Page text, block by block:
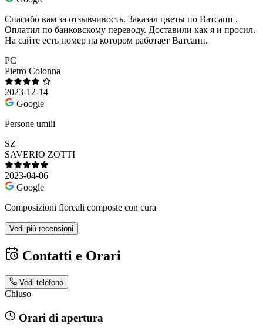
Спасибо вам за отзывчивость. Заказал цветы по Ватсапп .
Оплатил по банковскому переводу. Доставили как я и просил.
На сайте есть номер на котором работает Ватсапп.
PC
Pietro Colonna
2023-12-14
Google
Persone umili
SZ
SAVERIO ZOTTI
2023-04-06
Google
Composizioni floreali composte con cura
Vedi più recensioni
Contatti e Orari
Vedi telefono
Chiuso
Orari di apertura